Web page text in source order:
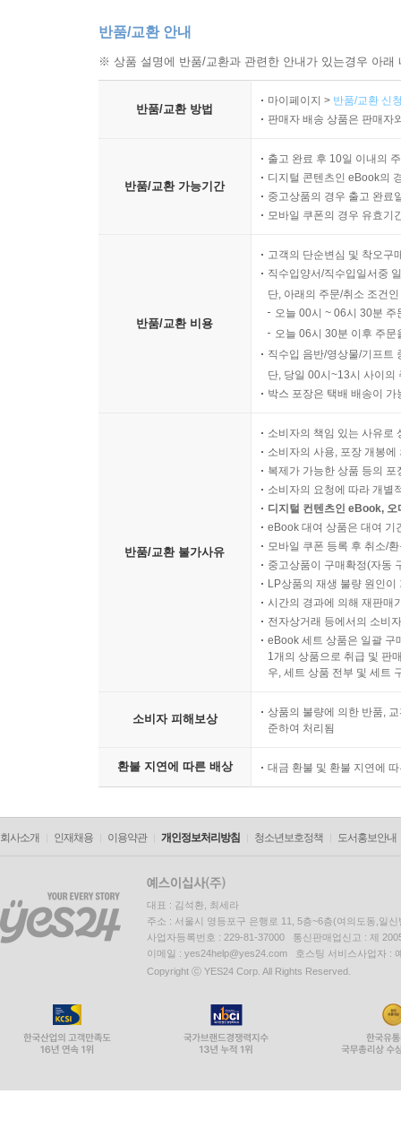
반품/교환 안내
※ 상품 설명에 반품/교환과 관련한 안내가 있는경우 아
반품/교환 방법
마이페이지 > 반품/교환 신
판매자 배송 상품은 판매자
반품/교환 가능기간
출고 완료 후 10일 이내의
디지털 콘텐츠인 eBook의
중고상품의 경우 출고 완료
모바일 쿠폰의 경우 유효기
반품/교환 비용
고객의 단순변심 및 착오구
직수입양서/직수입일서중
단, 아래의 주문/취소 조건
오늘 00시 ~ 06시 30분
오늘 06시 30분 이후 주
직수입 음반/영상물/기프트
단, 당일 00시~13시 사이의
박스 포장은 택배 배송이
반품/교환 불가사유
소비자의 책임 있는 사유로
소비자의 사용, 포장 개봉
복제가 가능한 상품 등의
소비자의 요청에 따라 개별
디지털 컨텐츠인 eBook,
eBook 대여 상품은 대여 기
모바일 쿠폰 등록 후 취소/
중고상품이 구매확정(자동
LP상품의 재생 불량 원인
시간의 경과에 의해 재판매
전자상거래 등에서의 소비
eBook 세트 상품은 일괄 구
1개의 상품으로 취급 및 판
우, 세트 상품 전부 및 세트
소비자 피해보상
상품의 불량에 의한 반품,
준하여 처리됨
환불 지연에 따른 배상 대금 환불 및 환불 지연에
회사소개 인재채용 이용약관 개인정보처리방침 청소년보호정책 도서홍보안내
대표 : 김석환, 최세라
주소 : 서울시 영등포구 은행로 11, 5층~6층(여의도동,일신
사업자등록번호 : 229-81-37000 통신판매업신고 : 제
이메일 : yes24help@yes24.com 호스팅 서비스사업자 :
Copyright ⓒ YES24 Corp. All Rights Reserved.